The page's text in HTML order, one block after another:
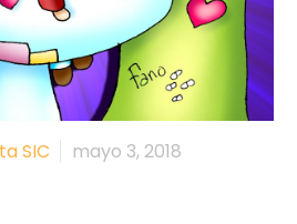
SIC mayo 3, 2018